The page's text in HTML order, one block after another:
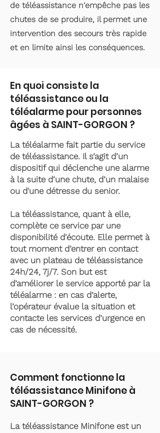
de téléassistance n'empêche pas les
chutes de se produire, il permet une
intervention des secours très rapide
et en limite ainsi les conséquences.
En quoi consiste la
téléassistance ou la
téléalarme pour personnes
âgées à SAINT-GORGON ?
La téléalarme fait partie du service
de téléassistance. Il s’agit d’un
dispositif qui déclenche une alarme
à la suite d’une chute, d’un malaise
ou d'une détresse du senior.
La téléassistance, quant à elle,
complète ce service par une
disponibilité d'écoute. Elle permet à
tout moment d’entrer en contact
avec un plateau de téléassistance
24h/24, 7j/7. Son but est
d’améliorer le service apporté par la
téléalarme : en cas d’alerte,
l’opérateur évalue la situation et
contacte les services d’urgence en
cas de nécessité.
Comment fonctionne la
téléassistance Minifone à
SAINT-GORGON ?
La téléassistance Minifone est un